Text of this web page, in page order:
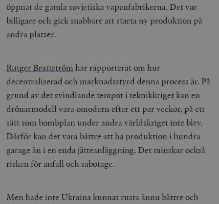
öppnat de gamla sovjetiska vapenfabrikerna. Det var
billigare och gick snabbare att starta ny produktion på
andra platser.
Rutger Brattströmhar rapporterat om hur
decentraliserad och marknadsstyrd denna process är. På
grund av det svindlande tempot i teknikkriget kan en
drönarmodell vara omodern efter ett par veckor, på ett
sätt som bombplan under andra världskriget inte blev.
Därför kan det vara bättre att ha produktion i hundra
garage än i en enda jätteanläggning. Det minskar också
risken för anfall och sabotage.
Men hade inte Ukraina kunnat rusta ännu bättre och